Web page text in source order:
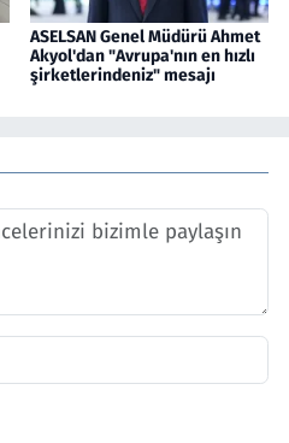
ASELSAN Genel Müdürü Ahmet
Akyol'dan "Avrupa'nın en hızlı
şirketlerindeniz" mesajı